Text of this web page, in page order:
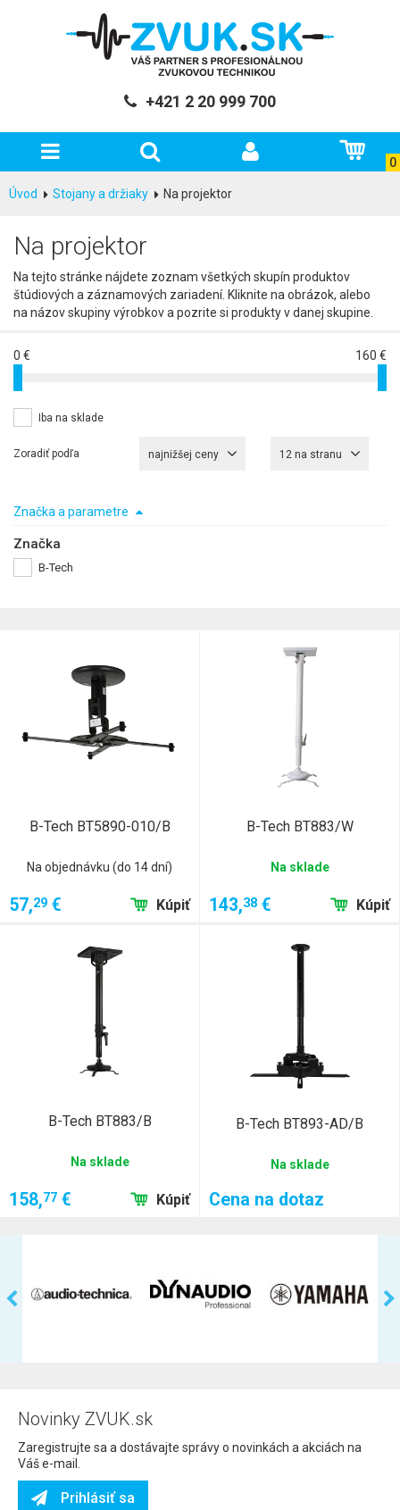
+421 2 20 999 700
0
Úvod Stojany a držiaky Na projektor
Na projektor
Na tejto stránke nájdete zoznam všetkých skupín produktov
štúdiových a záznamových zariadení. Kliknite na obrázok, alebo
na názov skupiny výrobkov a pozrite si produkty v danej skupine.
0 € 160 €
Iba na sklade
Zoradiť podľa najnižšej ceny 12 na stranu
Značka a parametre
Značka
B-Tech
B-Tech BT5890-010/B
Na objednávku (do 14 dní)
57,29 € Kúpiť
B-Tech BT883/W
Na sklade
143,38 € Kúpiť
B-Tech BT883/B
Na sklade
158,77 € Kúpiť
B-Tech BT893-AD/B
Na sklade
Cena na dotaz
Novinky ZVUK.sk
Zaregistrujte sa a dostávajte správy o novinkách a akciách na
Váš e-mail.
Prihlásiť sa